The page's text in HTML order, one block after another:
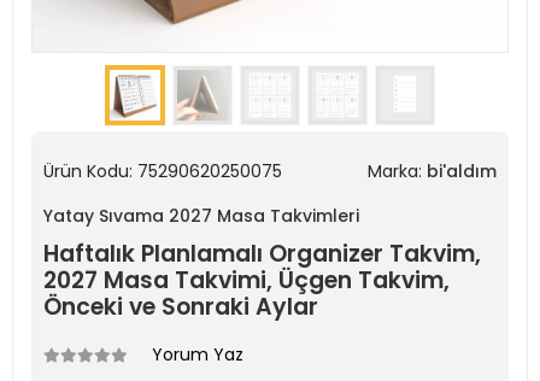
Ürün Kodu: 75290620250075 Marka: bi'aldım
Yatay Sıvama 2027 Masa Takvimleri
Haftalık Planlamalı Organizer Takvim,
2027 Masa Takvimi, Üçgen Takvim,
Önceki ve Sonraki Aylar
Yorum Yaz